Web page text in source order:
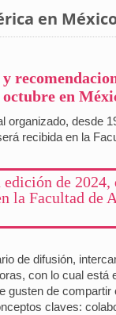
en
en
organizado, desde
recibida en la
edición de 2024,
la Facultad de
de difusión,
con lo cual
gusten de
claves: